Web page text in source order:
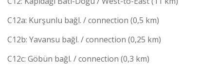
C12a: Kurşunlu bağl. / connection (0,5 km)
C12b: Yavansu bağl. / connection (0,25 km)
C12c: Göbün bağl. / connection (0,3 km)